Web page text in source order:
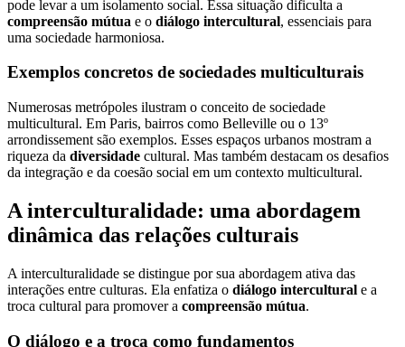
pode levar a um isolamento social. Essa situação dificulta a
compreensão mútua e o diálogo intercultural, essenciais para
uma sociedade harmoniosa.
Exemplos concretos de sociedades multiculturais
Numerosas metrópoles ilustram o conceito de sociedade
multicultural. Em Paris, bairros como Belleville ou o 13º
arrondissement são exemplos. Esses espaços urbanos mostram a
riqueza da diversidade cultural. Mas também destacam os desafios
da integração e da coesão social em um contexto multicultural.
A interculturalidade: uma abordagem
dinâmica das relações culturais
A interculturalidade se distingue por sua abordagem ativa das
interações entre culturas. Ela enfatiza o diálogo intercultural e a
troca cultural para promover a compreensão mútua.
O diálogo e a troca como fundamentos